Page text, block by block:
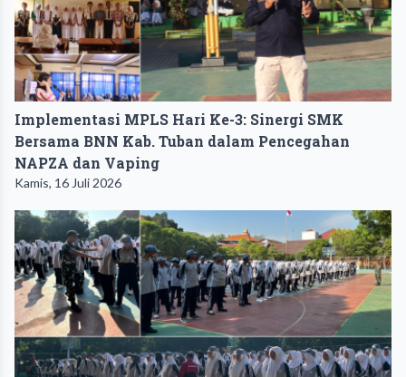
Implementasi MPLS Hari Ke-3: Sinergi SMK
Bersama BNN Kab. Tuban dalam Pencegahan
NAPZA dan Vaping
Kamis, 16 Juli 2026